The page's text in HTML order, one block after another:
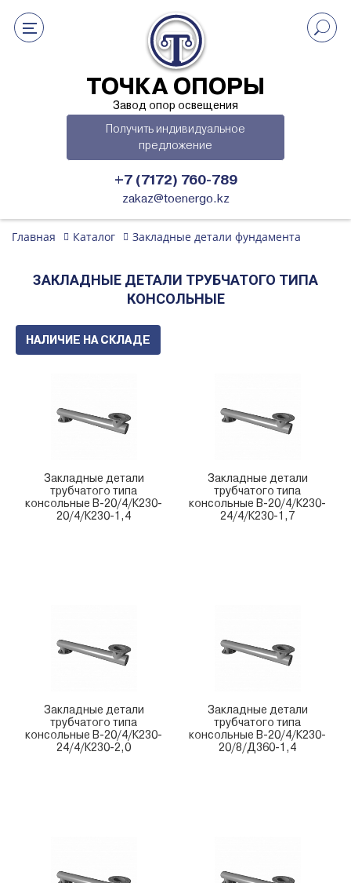
ТОЧКА ОПОРЫ
Завод опор освещения
Получить индивидуальное
предложение
+7 (7172) 760-789
zakaz@toenergo.kz
Главная Каталог Закладные детали фундамента
ЗАКЛАДНЫЕ ДЕТАЛИ ТРУБЧАТОГО ТИПА
КОНСОЛЬНЫЕ
НАЛИЧИЕ НА СКЛАДЕ
Закладные детали
трубчатого типа
консольные В-20/4/К230-
20/4/К230-1,4
Закладные детали
трубчатого типа
консольные В-20/4/К230-
24/4/К230-1,7
Закладные детали
трубчатого типа
консольные В-20/4/К230-
24/4/К230-2,0
Закладные детали
трубчатого типа
консольные В-20/4/К230-
20/8/Д360-1,4